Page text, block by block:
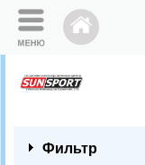
Фильтр